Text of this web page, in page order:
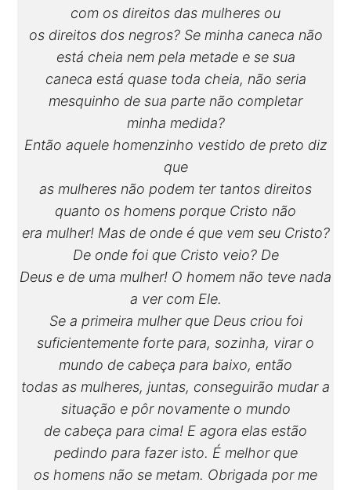
com os direitos das mulheres ou
os direitos dos negros? Se minha caneca não
está cheia nem pela metade e se sua
caneca está quase toda cheia, não seria
mesquinho de sua parte não completar
minha medida?
Então aquele homenzinho vestido de preto diz
que
as mulheres não podem ter tantos direitos
quanto os homens porque Cristo não
era mulher! Mas de onde é que vem seu Cristo?
De onde foi que Cristo veio? De
Deus e de uma mulher! O homem não teve nada
a ver com Ele.
Se a primeira mulher que Deus criou foi
suficientemente forte para, sozinha, virar o
mundo de cabeça para baixo, então
todas as mulheres, juntas, conseguirão mudar a
situação e pôr novamente o mundo
de cabeça para cima! E agora elas estão
pedindo para fazer isto. É melhor que
os homens não se metam. Obrigada por me